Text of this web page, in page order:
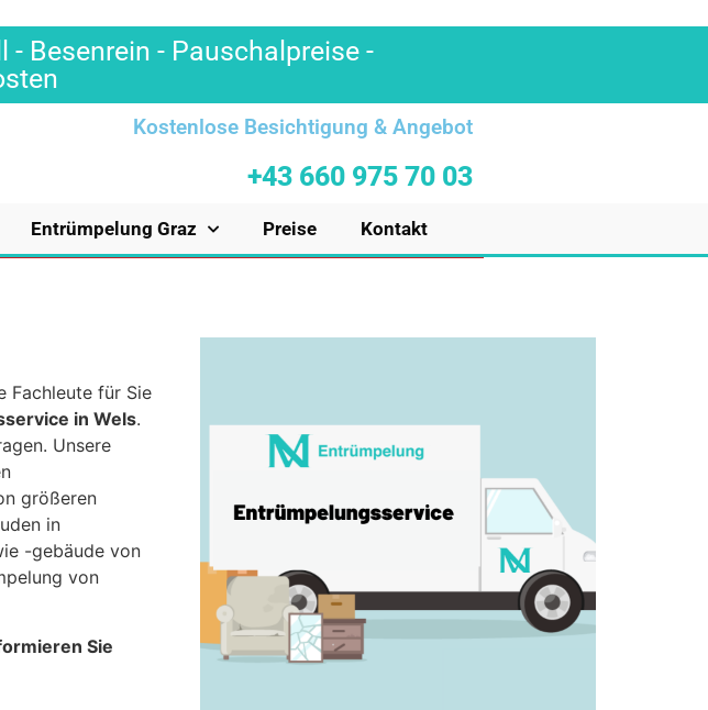
Besenrein - Pauschalpreise -
Kostenlose Besichtigung & Angebot
+43 660 975 70 03
Entrümpelung Graz Preise Kontakt
Fachleute für Sie
in Wels.
Unsere
größeren
in
-gebäude von
von
Sie